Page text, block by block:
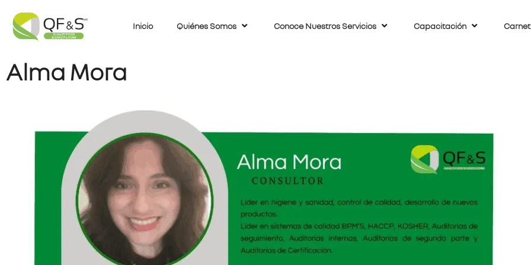
Inicio Quiénes Somos Conoce Nuestros Servicios Capacitación
Alma Mora